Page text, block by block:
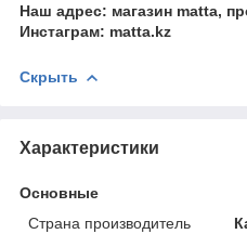
Наш адрес: магазин matta,
Инстаграм: matta.kz
Скрыть
Характеристики
Основные
Страна производитель